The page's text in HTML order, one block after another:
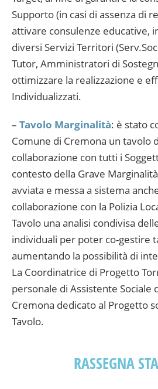
Supporto (in casi di assenza di
attivare consulenze educative,
diversi Servizi Territori
Tutor, Amministratori di
ottimizzare la realizzazione e
Individualizzati.
– Tavolo Marginalità: è stato
Comune di Cremona un tavolo
collaborazione con tutti i
contesto della Grave
avviata e messa a sistema
collaborazione con la Polizia
Tavolo una analisi condivisa
individuali per poter co-gestire
aumentando la possibilità di
La Coordinatrice di Progetto
personale di Assistente Sociale
Cremona dedicato al Progetto
Tavolo.
RASSEGNA